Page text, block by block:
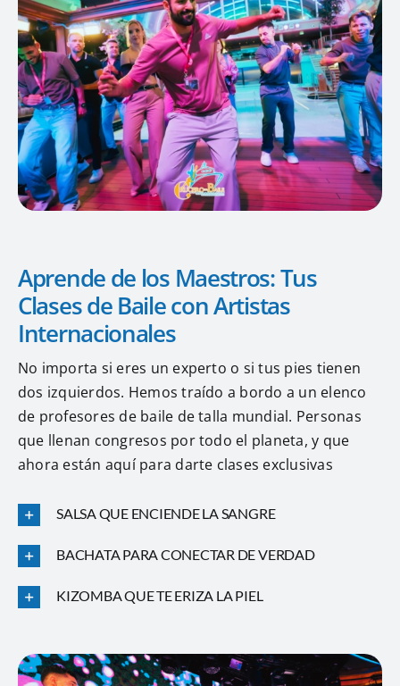
Aprende de los Maestros: Tus
Clases de Baile con Artistas
Internacionales
No importa si eres un experto o si tus pies tienen
dos izquierdos. Hemos traído a bordo a un elenco
de profesores de baile de talla mundial. Personas
que llenan congresos por todo el planeta, y que
ahora están aquí para darte clases exclusivas
SALSA QUE ENCIENDE LA SANGRE
BACHATA PARA CONECTAR DE VERDAD
KIZOMBA QUE TE ERIZA LA PIEL